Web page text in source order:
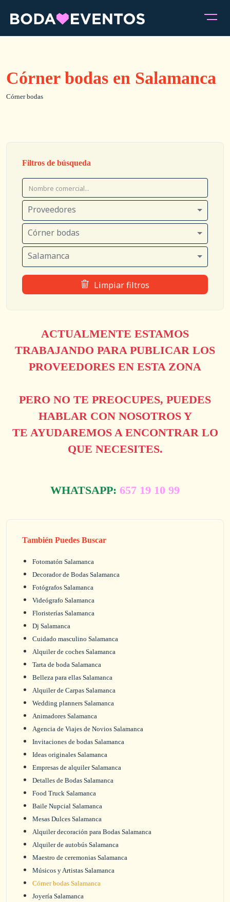
Córner bodas en Salamanca
Córner bodas
Filtros de búsqueda
Proveedores
Córner bodas
Salamanca
Limpiar filtros
ACTUALMENTE ESTAMOS
TRABAJANDO PARA PUBLICAR LOS
PROVEEDORES EN ESTA ZONA
PERO NO TE PREOCUPES, PUEDES
HABLAR CON NOSOTROS Y
TE AYUDAREMOS A ENCONTRAR LO
QUE NECESITES.
WHATSAPP: 657 19 10 99
También Puedes Buscar
Fotomatón Salamanca
Decorador de Bodas Salamanca
Fotógrafos Salamanca
Videógrafo Salamanca
Floristerías Salamanca
Dj Salamanca
Cuidado masculino Salamanca
Alquiler de coches Salamanca
Tarta de boda Salamanca
Belleza para ellas Salamanca
Alquiler de Carpas Salamanca
Wedding planners Salamanca
Animadores Salamanca
Agencia de Viajes de Novios Salamanca
Invitaciones de bodas Salamanca
Ideas originales Salamanca
Empresas de alquiler Salamanca
Detalles de Bodas Salamanca
Food Truck Salamanca
Baile Nupcial Salamanca
Mesas Dulces Salamanca
Alquiler decoración para Bodas Salamanca
Alquiler de autobús Salamanca
Maestro de ceremonias Salamanca
Músicos y Artistas Salamanca
Córner bodas Salamanca
Joyería Salamanca